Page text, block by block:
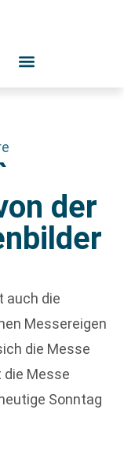
der
auch die
Messereigen
die Messe
die Messe
Sonntag